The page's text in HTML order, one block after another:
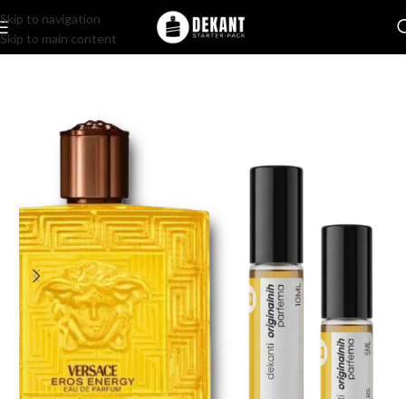
Skip to navigation
Skip to main content
Home/Pakovanje/ Komercijalno